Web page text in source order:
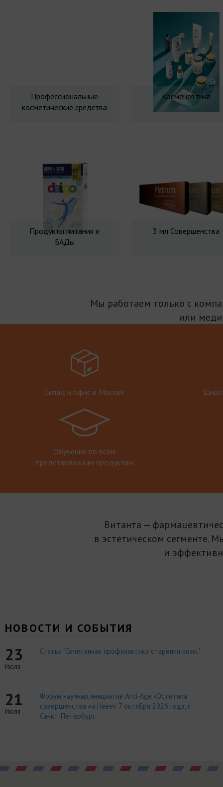
Профессиональные
косметические средства
Космецевтика
Продукты питания и
БАДы
3 мл Совершенства
Мы работаем только с
или
Склад и офис в Москве
Обучение по всем
представленным продуктам
Витанта —
в эстетическом сегменте.
и
НОВОСТИ И СОБЫТИЯ
23
Июля
Статья "Сочетанная профилактика старения кожи."
21
Июля
Форум научных инициатив Anti-Age «Эстетика
совершенства на Неве» 7 октября 2026 года, г.
Санкт-Петербург.